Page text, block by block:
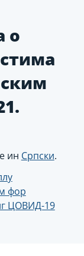
о
ин Српски.
фор
ЦОВИД-19